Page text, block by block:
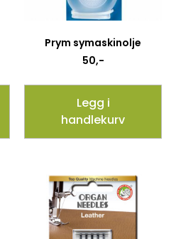
Prym symaskinolje
50,-
Legg i
handlekurv